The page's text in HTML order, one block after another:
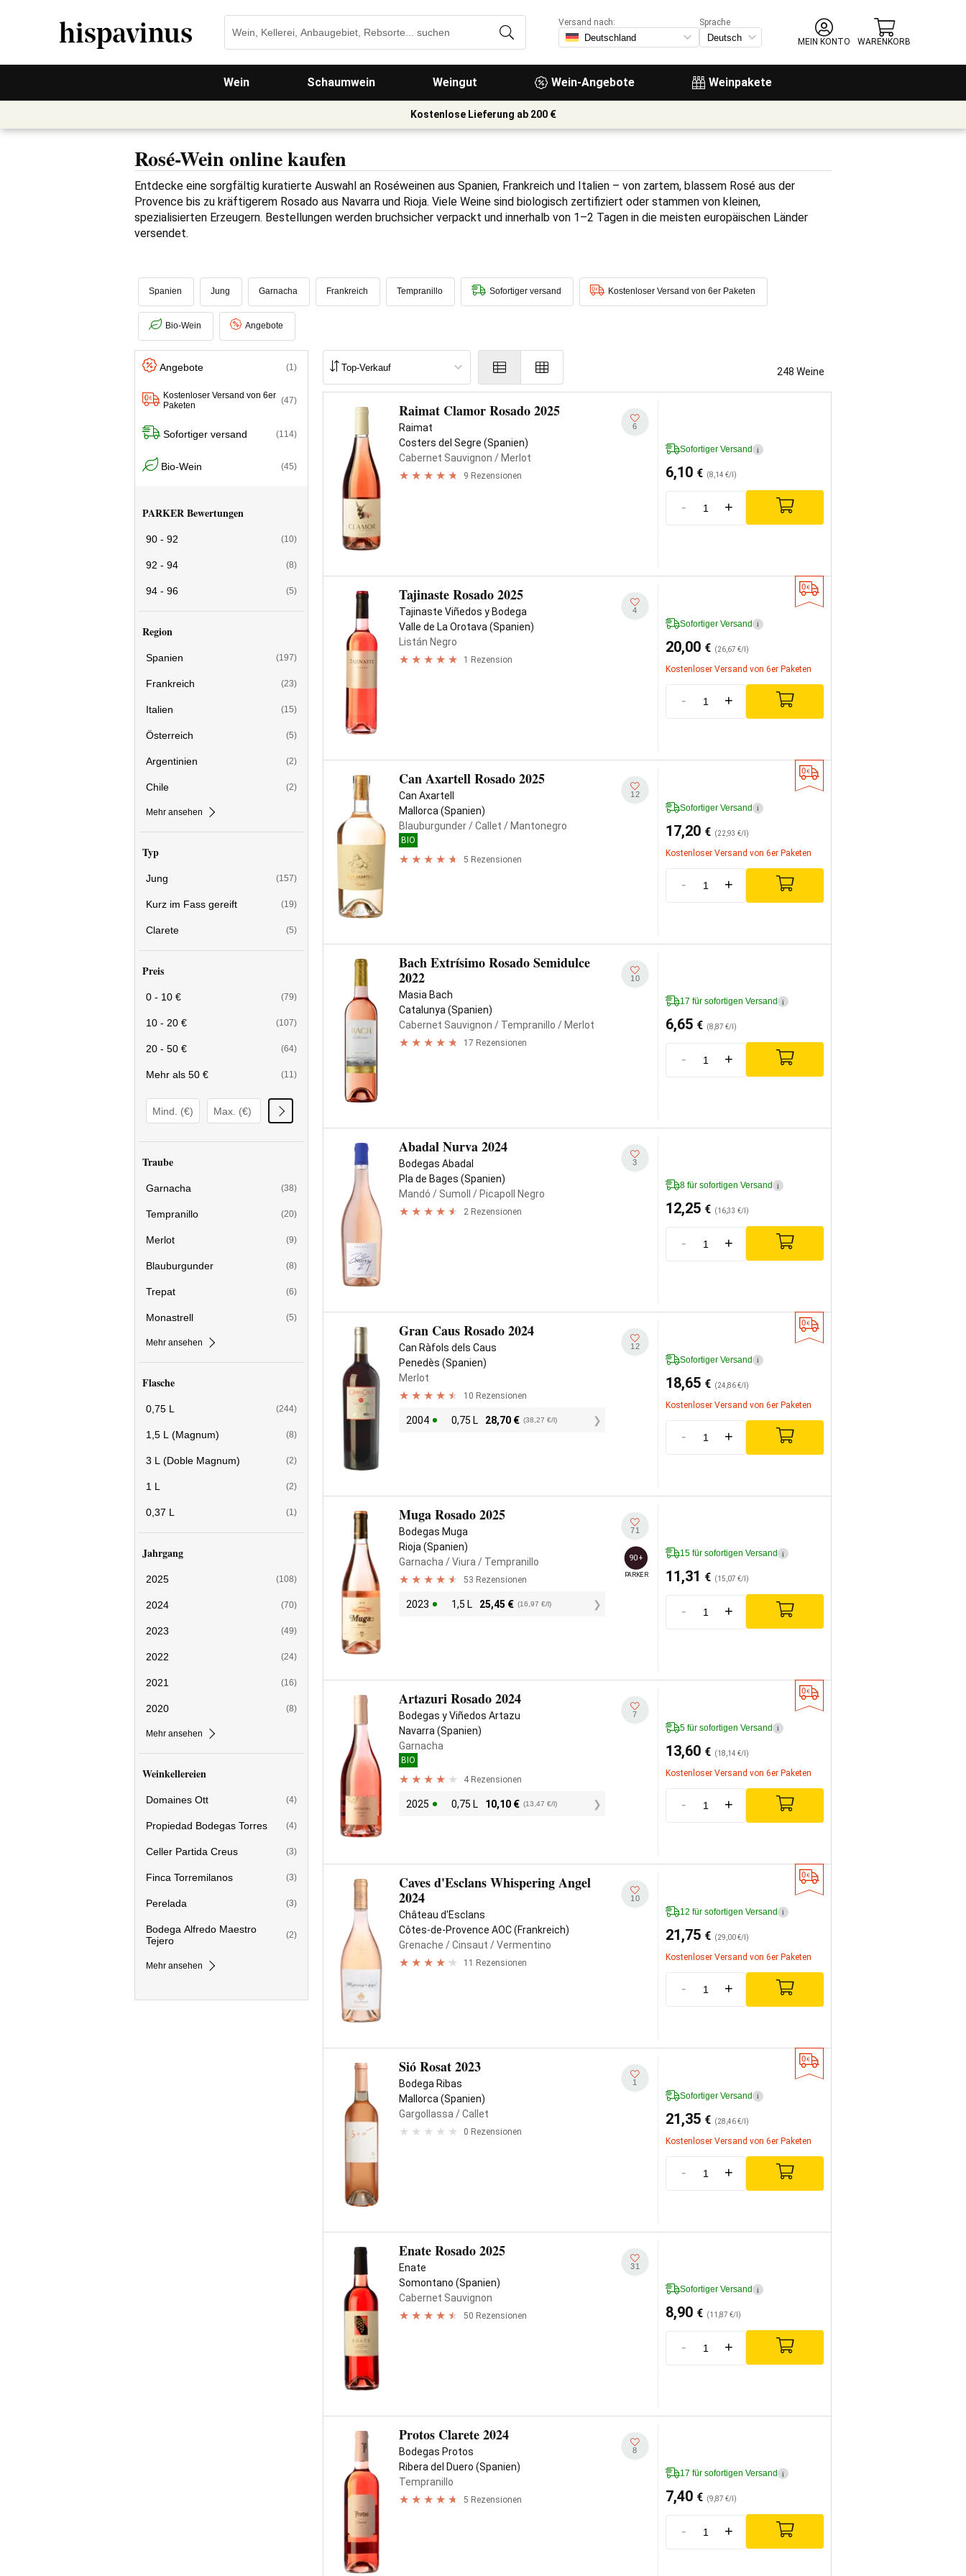
Wein Schaumwein Weingut Wein-Angebote Weinpakete
Versand nach:
Sprache
MEIN KONTO
WARENKORB
Kostenlose Lieferung ab 200 €
Rosé-Wein online kaufen
Entdecke eine sorgfältig kuratierte Auswahl an Roséweinen aus Spanien, Frankreich und Italien – von zartem, blassem Rosé aus der
Provence bis zu kräftigerem Rosado aus Navarra und Rioja. Viele Weine sind biologisch zertifiziert oder stammen von kleinen,
spezialisierten Erzeugern. Bestellungen werden bruchsicher verpackt und innerhalb von 1–2 Tagen in die meisten europäischen Länder
versendet.
Spanien Jung Garnacha Frankreich Tempranillo Sofortiger versand Kostenloser Versand von 6er Paketen
Bio-Wein Angebote
Angebote (1)
Kostenloser Versand von 6er
Paketen
(47)
Sofortiger versand (114)
Bio-Wein (45)
PARKER Bewertungen
90 - 92 (10)
92 - 94 (8)
94 - 96 (5)
Region
Spanien (197)
Frankreich (23)
Italien (15)
Österreich (5)
Argentinien (2)
Chile (2)
Mehr ansehen
Typ
Jung (157)
Kurz im Fass gereift (19)
Clarete (5)
Preis
0 - 10 € (79)
10 - 20 € (107)
20 - 50 € (64)
Mehr als 50 € (11)
Traube
Garnacha (38)
Tempranillo (20)
Merlot (9)
Blauburgunder (8)
Trepat (6)
Monastrell (5)
Mehr ansehen
Flasche
0,75 L (244)
1,5 L (Magnum) (8)
3 L (Doble Magnum) (2)
1 L (2)
0,37 L (1)
Jahrgang
2025 (108)
2024 (70)
2023 (49)
2022 (24)
2021 (16)
2020 (8)
Mehr ansehen
Weinkellereien
Domaines Ott (4)
Propiedad Bodegas Torres (4)
Celler Partida Creus (3)
Finca Torremilanos (3)
Perelada (3)
Bodega Alfredo Maestro
Tejero
(2)
Mehr ansehen
248 Weine
Raimat Clamor Rosado 2025
Raimat
Costers del Segre (Spanien)
Cabernet Sauvignon / Merlot
9 Rezensionen
6
Sofortiger Versand i
6,10 € (8,14 €/l)
- +
Tajinaste Rosado 2025
Tajinaste Viñedos y Bodega
Valle de La Orotava (Spanien)
Listán Negro
1 Rezension
4
Sofortiger Versand i
20,00 € (26,67 €/l)
Kostenloser Versand von 6er Paketen
- +
Can Axartell Rosado 2025
Can Axartell
Mallorca (Spanien)
Blauburgunder/ Callet / Mantonegro
BIO
5 Rezensionen
12
Sofortiger Versand i
17,20 € (22,93 €/l)
Kostenloser Versand von 6er Paketen
- +
Bach Extrísimo Rosado Semidulce
2022
Masia Bach
Catalunya (Spanien)
Cabernet Sauvignon / Tempranillo / Merlot
17 Rezensionen
10
17 für sofortigen Versand i
6,65 € (8,87 €/l)
- +
Abadal Nurva 2024
Bodegas Abadal
Pla de Bages (Spanien)
Mandó / Sumoll / Picapoll Negro
2 Rezensionen
3
8 für sofortigen Versand i
12,25 € (16,33 €/l)
- +
Gran Caus Rosado 2024
Can Ràfols dels Caus
Penedès (Spanien)
Merlot
10 Rezensionen
2004 0,75 L 28,70 € (38,27 €/l)
12
Sofortiger Versand i
18,65 € (24,86 €/l)
Kostenloser Versand von 6er Paketen
- +
Muga Rosado 2025
Bodegas Muga
Rioja (Spanien)
Garnacha / Viura / Tempranillo
53 Rezensionen
2023 1,5 L 25,45 € (16,97 €/l)
71
90+
PARKER
15 für sofortigen Versand i
11,31 € (15,07 €/l)
- +
Artazuri Rosado 2024
Bodegas y Viñedos Artazu
Navarra (Spanien)
Garnacha
BIO
4 Rezensionen
2025 0,75 L 10,10 € (13,47 €/l)
7
5 für sofortigen Versand i
13,60 € (18,14 €/l)
Kostenloser Versand von 6er Paketen
- +
Caves d'Esclans Whispering Angel
2024
Château d'Esclans
Côtes-de-Provence AOC (Frankreich)
Grenache / Cinsaut / Vermentino
11 Rezensionen
10
12 für sofortigen Versand i
21,75 € (29,00 €/l)
Kostenloser Versand von 6er Paketen
- +
Sió Rosat 2023
Bodega Ribas
Mallorca (Spanien)
Gargollassa / Callet
0 Rezensionen
1
Sofortiger Versand i
21,35 € (28,46 €/l)
Kostenloser Versand von 6er Paketen
- +
Enate Rosado 2025
Enate
Somontano (Spanien)
Cabernet Sauvignon
50 Rezensionen
31
Sofortiger Versand i
8,90 € (11,87 €/l)
- +
Protos Clarete 2024
Bodegas Protos
Ribera del Duero (Spanien)
Tempranillo
5 Rezensionen
8
17 für sofortigen Versand i
7,40 € (9,87 €/l)
- +